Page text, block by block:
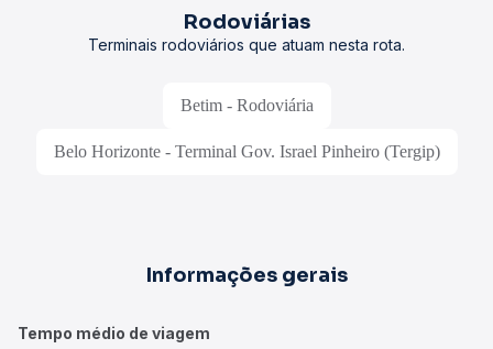
Rodoviárias
Terminais rodoviários que atuam nesta rota.
Betim - Rodoviária
Belo Horizonte - Terminal Gov. Israel Pinheiro (Tergip)
Informações gerais
Tempo médio de viagem